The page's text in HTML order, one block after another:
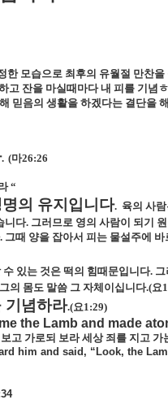
모습으로 최후의 유월절 만찬
고 잔을 마실때마다 내 피를 기념
믿음의 생활을 하겠다는 결단을
. (마26:26
“
의 유지입니다. 육의 사
니다. 그러므로 영의 사람이 되기
. 그때 양을 잡아서 피는 물설주에
있는 것은 떡의 힘때문입니다.
그의 몸도 말씀 그 자체이십니다.(요
기념하라.(요1:29)
the Lamb and made
고 가로되 보라 세상 죄를 지고
him and said, “Look, the